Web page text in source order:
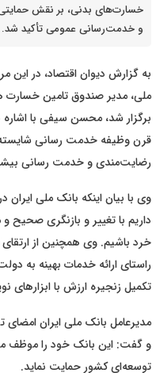
خسارت‌های بدنی، بر نقش
و خدمت‌رسانی عمومی تأکید شد.
به گزارش دیوان اقتصاد، در این
ملی، مدیر صندوق تامین خسارت
برگزار شد، محسن سیفی با
قرن وظیفه خدمت رسانی شایسته
رضایت‌مندی و خدمت رسانی
وی با بیان اینکه بانک ملی
داریم با تغییر و بازنگری
خرد باشیم. وی همچنین از
راستای ارائه خدمات بهینه به
تکمیل زنجیره ارزش با ابزارهای
مدیرعامل بانک ملی ایران
و گفت: این بانک خود را موظف
توسعه‌ای کشور حمایت نماید.